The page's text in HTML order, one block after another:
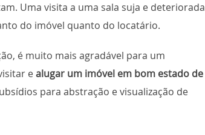
Uma visita a uma sala suja e deteriorada
do imóvel quanto do locatário.
é muito mais agradável para um
ealugar um imóvel em bom estado de
para abstração e visualização de